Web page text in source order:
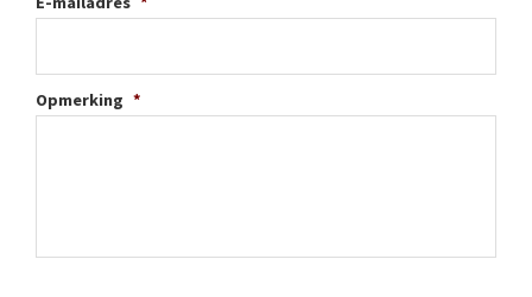
Opmerking *